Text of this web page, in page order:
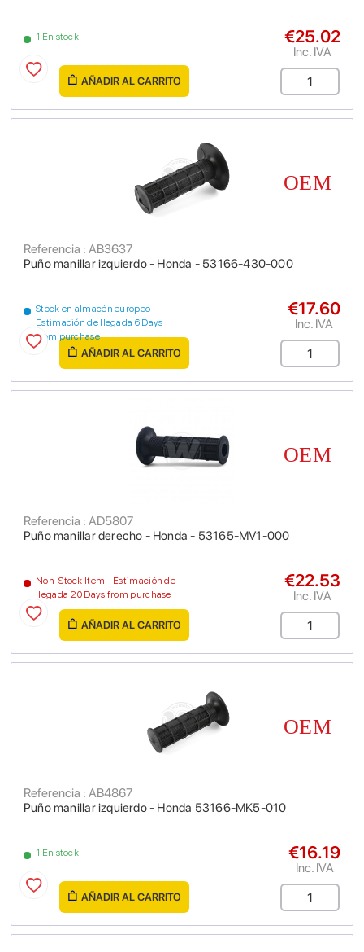
1 En stock €25.02
Inc. IVA
AÑADIR AL CARRITO
Puño manillar izquierdo - Honda - 53166-430-000
Referencia : AB3637
Stock en almacén europeo
Estimación de llegada 6 Days
from purchase
€17.60
Inc. IVA
AÑADIR AL CARRITO
Puño manillar derecho - Honda - 53165-MV1-000
Referencia : AD5807
Non-Stock Item - Estimación de
llegada 20 Days from purchase
€22.53
Inc. IVA
AÑADIR AL CARRITO
Puño manillar izquierdo - Honda 53166-MK5-010
Referencia : AB4867
1 En stock €16.19
Inc. IVA
AÑADIR AL CARRITO